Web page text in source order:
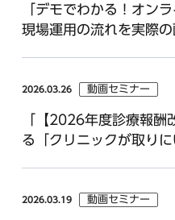
「デモでわかる！オン
現場運用の流れを実際
2026.03.26 動画セミナー
「【2026年度診療報酬
る「クリニックが取り
2026.03.19 動画セミナー